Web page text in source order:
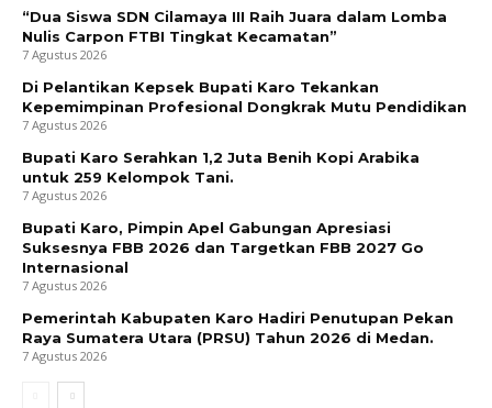
“Dua Siswa SDN Cilamaya III Raih Juara dalam Lomba
Nulis Carpon FTBI Tingkat Kecamatan”
7 Agustus 2026
Di Pelantikan Kepsek Bupati Karo Tekankan
Kepemimpinan Profesional Dongkrak Mutu Pendidikan
7 Agustus 2026
Bupati Karo Serahkan 1,2 Juta Benih Kopi Arabika
untuk 259 Kelompok Tani.
7 Agustus 2026
Bupati Karo, Pimpin Apel Gabungan Apresiasi
Suksesnya FBB 2026 dan Targetkan FBB 2027 Go
Internasional
7 Agustus 2026
Pemerintah Kabupaten Karo Hadiri Penutupan Pekan
Raya Sumatera Utara (PRSU) Tahun 2026 di Medan.
7 Agustus 2026